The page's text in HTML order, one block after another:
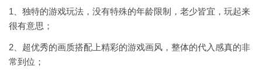
1、独特的游戏玩法，没有特殊的年龄限制，老少皆宜，玩起来
很有意思；
2、超优秀的画质搭配上精彩的游戏画风，整体的代入感真的非
常到位；